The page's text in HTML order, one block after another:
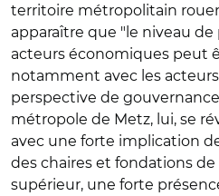
territoire métropolitain
apparaître que "le niveau
acteurs économiques peut
notamment avec les
perspective de
métropole de Metz, lui, se
avec une forte implication
des chaires et fondations
supérieur, une forte